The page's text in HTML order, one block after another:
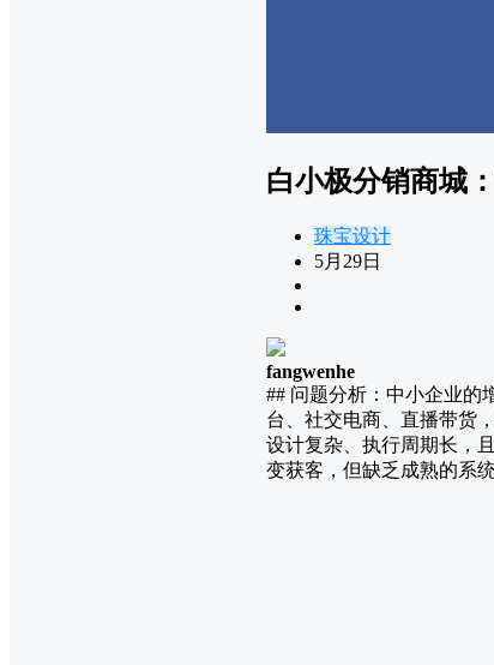
白小极分销商城
珠宝设计
5月29日
fangwenhe
## 问题分析：中小企业的
台、社交电商、直播带货
设计复杂、执行周期长，
变获客，但缺乏成熟的系